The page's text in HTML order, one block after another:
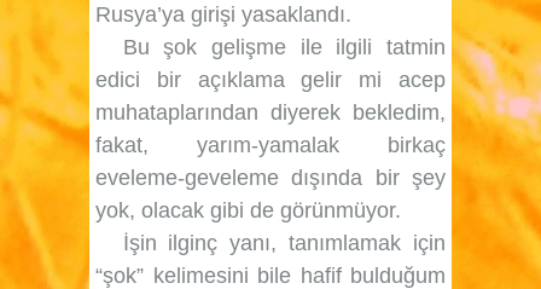
Rusya’ya girişi yasaklandı.
Bu şok gelişme ile ilgili tatmin
edici bir açıklama gelir mi acep
muhataplarından diyerek bekledim,
fakat, yarım-yamalak birkaç
eveleme-geveleme dışında bir şey
yok, olacak gibi de görünmüyor.
İşin ilginç yanı, tanımlamak için
“şok” kelimesini bile hafif bulduğum